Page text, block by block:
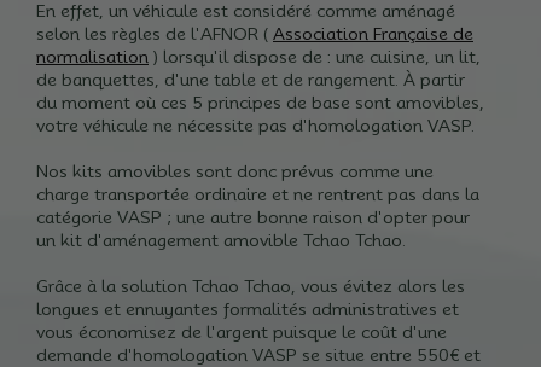
En effet, un véhicule est considéré comme aménagé
selon les règles de l'AFNOR ( Association Française de
normalisation ) lorsqu'il dispose de : une cuisine, un lit,
de banquettes, d'une table et de rangement. À partir
du moment où ces 5 principes de base sont amovibles,
votre véhicule ne nécessite pas d'homologation VASP.
Nos kits amovibles sont donc prévus comme une
charge transportée ordinaire et ne rentrent pas dans la
catégorie VASP ; une autre bonne raison d'opter pour
un kit d'aménagement amovible Tchao Tchao.
Grâce à la solution Tchao Tchao, vous évitez alors les
longues et ennuyantes formalités administratives et
vous économisez de l'argent puisque le coût d'une
demande d'homologation VASP se situe entre 550€ et